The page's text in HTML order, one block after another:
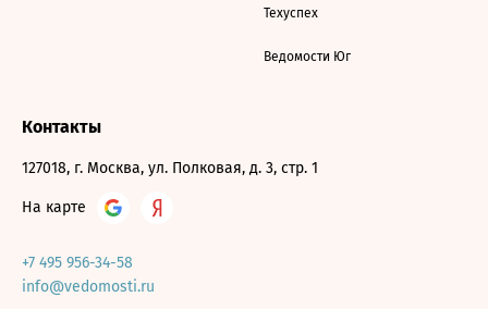
Техуспех
Ведомости Юг
Контакты
127018, г. Москва, ул. Полковая, д. 3, стр. 1
На карте
+7 495 956-34-58
info@vedomosti.ru